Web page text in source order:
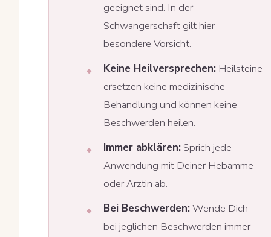
geeignet sind. In der
Schwangerschaft gilt hier
besondere Vorsicht.
Keine Heilversprechen: Heilsteine
ersetzen keine medizinische
Behandlung und können keine
Beschwerden heilen.
Immer abklären:Sprich jede
Anwendung mit Deiner Hebamme
oder Ärztin ab.
Bei Beschwerden:Wende Dich
bei jeglichen Beschwerden immer